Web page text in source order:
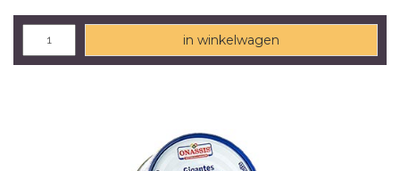
in winkelwagen